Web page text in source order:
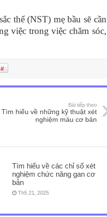
thể (NST) mẹ bầu sẽ cần
việc trong việc chăm sóc,
Bài tiếp theo
Tìm hiểu về những kỹ thuật xét
nghiệm máu cơ bản
Tìm hiểu về các chỉ số xét
nghiệm chức năng gan cơ
bản
Th5 21, 2025